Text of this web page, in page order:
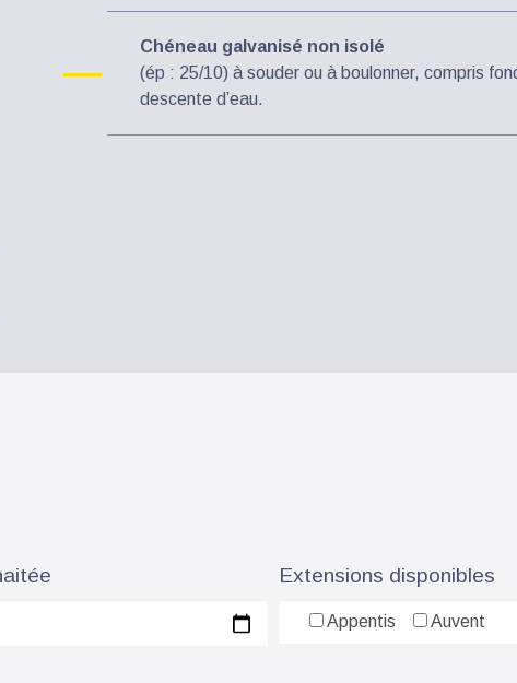
Chéneau galvanisé non isolé
(ép : 25/10) à souder ou à boulonner, compris
descente d’eau.
Extensions disponibles
Appentis Auvent